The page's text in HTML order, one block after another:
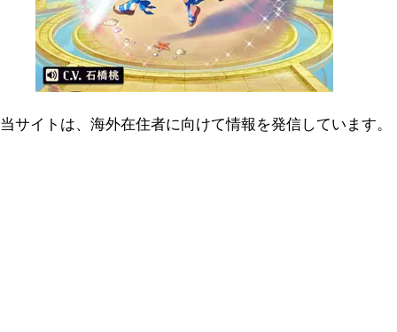
当サイトは、海外在住者に向けて情報を発信しています。